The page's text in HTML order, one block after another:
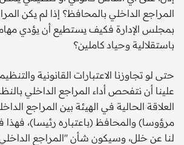
المراجع الداخلي بالمحافظ؟ إذا لم يكن
بمجلس الإدارة فكيف يستطيع أن يؤدي
باستقلالية وحياد كاملين؟
حتى لو تجاوزنا الاعتبارات القانونية
علينا أن نتفحص أداء المراجع الداخلي
العلاقة الحالية في الهيئة بين المراجع
مرؤوسا) والمحافظ (باعتباره رئيسا)،
لنا عن خلل، وسيكون شأن ''المراجع